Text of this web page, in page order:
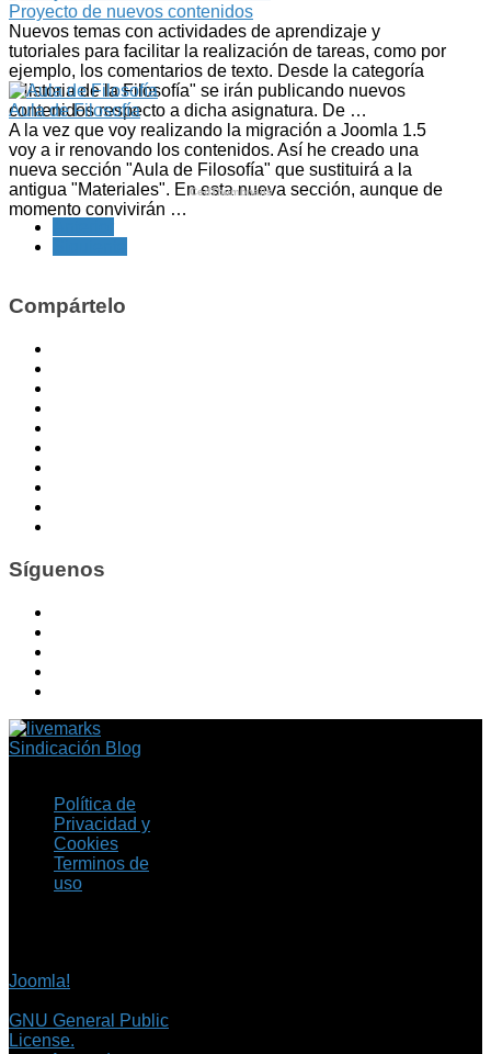
Proyecto de nuevos contenidos
Nuevos temas con actividades de aprendizaje y
tutoriales para facilitar la realización de tareas, como por
ejemplo, los comentarios de texto. Desde la categoría
"Historia de la Filosofía" se irán publicando nuevos
contenidos respecto a dicha asignatura. De …
Aula de Filosofía
A la vez que voy realizando la migración a Joomla 1.5
voy a ir renovando los contenidos. Así he creado una
nueva sección "Aula de Filosofía" que sustituirá a la
antigua "Materiales". En esta nueva sección, aunque de
momento convivirán …
CedThumbnails
Compártelo
Síguenos
Sindicación Blog
Política de
Privacidad y
Cookies
Terminos de
uso
Joomla!
GNU General Public
License.